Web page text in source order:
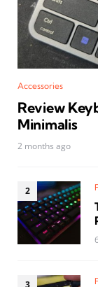
Accessories
Review
Minimalis
2 months ago